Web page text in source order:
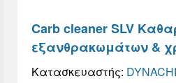
Carb cleaner SLV
εξανθρακωμάτων &
Κατασκευαστής: